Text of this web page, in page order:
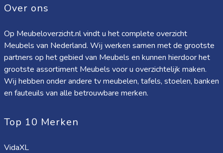
Over ons
Op Meubeloverzicht.nl vindt u het complete overzicht
Meubels van Nederland. Wij werken samen met de grootste
partners op het gebied van Meubels en kunnen hierdoor het
grootste assortiment Meubels voor u overzichtelijk maken.
Wij hebben onder andere tv meubelen, tafels, stoelen, banken
en fauteuils van alle betrouwbare merken.
Top 10 Merken
VidaXL